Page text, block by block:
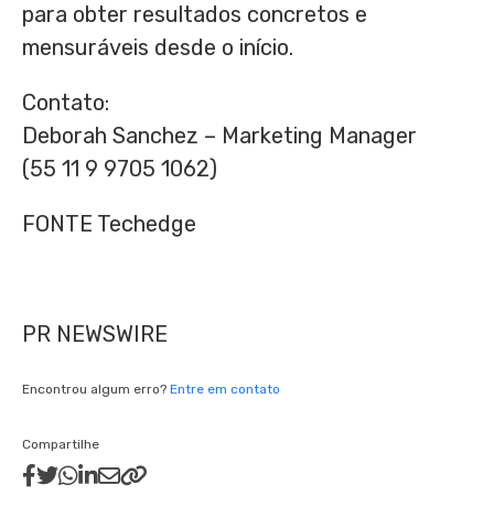
para obter resultados concretos e
mensuráveis desde o início.
Contato:
Deborah Sanchez – Marketing Manager
(55 11 9 9705 1062)
FONTE Techedge
PR NEWSWIRE
Encontrou algum erro? Entre em contato
Compartilhe